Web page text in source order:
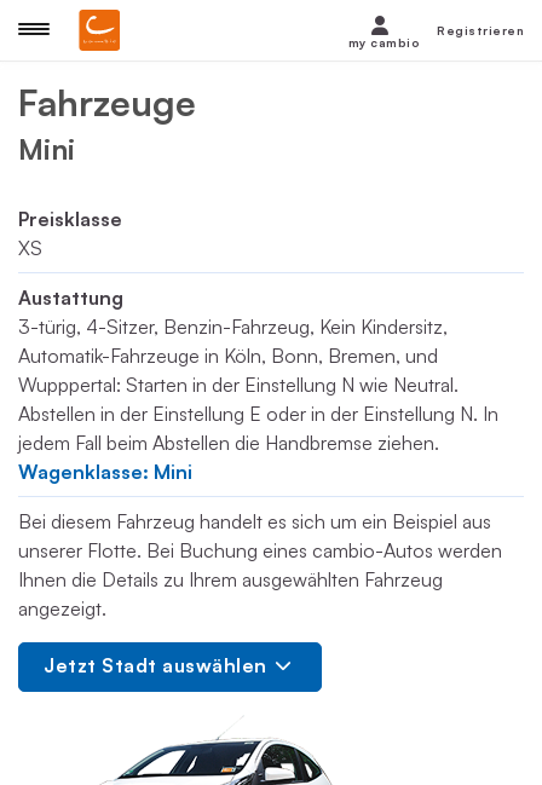
Fahrzeuge
Mini
Preisklasse
XS
Austattung
3-türig, 4-Sitzer, Benzin-Fahrzeug, Kein Kindersitz,
Automatik-Fahrzeuge in Köln, Bonn, Bremen, und
Wupppertal: Starten in der Einstellung N wie Neutral.
Abstellen in der Einstellung E oder in der Einstellung N. In
jedem Fall beim Abstellen die Handbremse ziehen.
Wagenklasse: Mini
Bei diesem Fahrzeug handelt es sich um ein Beispiel aus
unserer Flotte. Bei Buchung eines cambio-Autos werden
Ihnen die Details zu Ihrem ausgewählten Fahrzeug
angezeigt.
Jetzt Stadt auswählen
my cambio
Registrieren